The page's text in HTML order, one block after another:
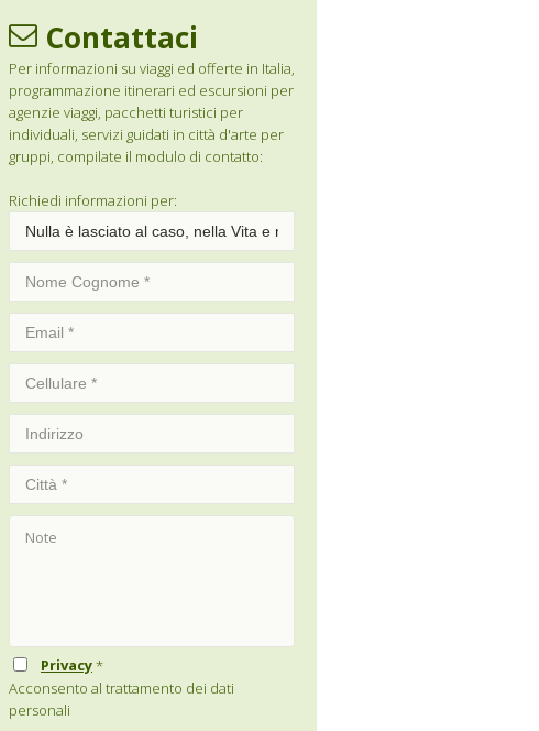
Contattaci
Per informazioni su viaggi ed offerte in Italia,
programmazione itinerari ed escursioni per
agenzie viaggi, pacchetti turistici per
individuali, servizi guidati in città d'arte per
gruppi, compilate il modulo di contatto:
Richiedi informazioni per:
Privacy*
Acconsento al trattamento dei dati
personali